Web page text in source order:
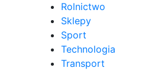
Rolnictwo
Sklepy
Sport
Technologia
Transport